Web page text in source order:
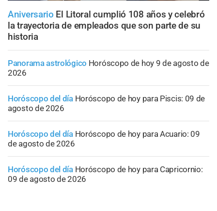
Aniversario El Litoral cumplió 108 años y celebró
la trayectoria de empleados que son parte de su
historia
Panorama astrológico Horóscopo de hoy 9 de agosto de
2026
Horóscopo del día Horóscopo de hoy para Piscis: 09 de
agosto de 2026
Horóscopo del día Horóscopo de hoy para Acuario: 09
de agosto de 2026
Horóscopo del día Horóscopo de hoy para Capricornio:
09 de agosto de 2026